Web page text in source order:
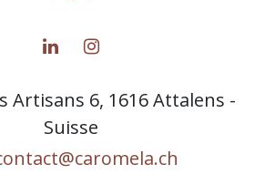
Artisans 6, 1616 Attalens -
Suisse